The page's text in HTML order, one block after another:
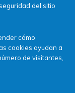
del sitio
cómo
cookies ayudan a
de visitantes,